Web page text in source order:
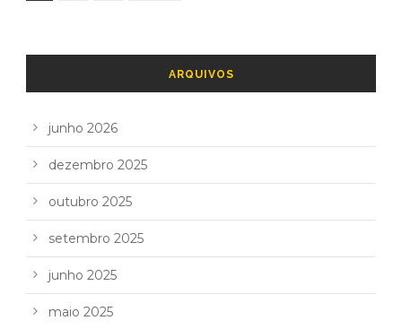
ARQUIVOS
junho 2026
dezembro 2025
outubro 2025
setembro 2025
junho 2025
maio 2025